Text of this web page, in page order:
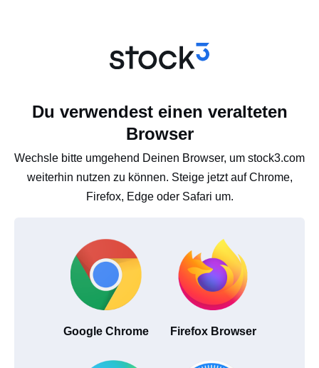
Du verwendest einen veralteten
Browser
Wechsle bitte umgehend Deinen Browser, um stock3.com
weiterhin nutzen zu können. Steige jetzt auf Chrome,
Firefox, Edge oder Safari um.
Google Chrome Firefox Browser